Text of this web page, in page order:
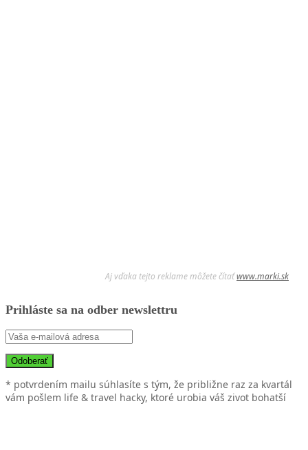
Aj vďaka tejto reklame môžete čítaťwww.marki.sk
Prihláste sa na odber newslettru
* potvrdením mailu súhlasíte s tým, že približne raz za kvartál
vám pošlem life & travel hacky, ktoré urobia váš zivot bohatší